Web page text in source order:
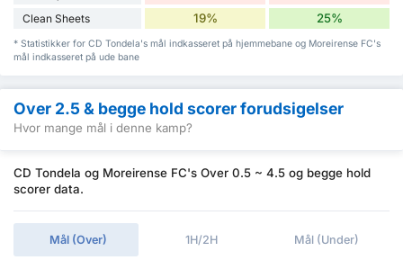
Clean Sheets 19% 25%
* Statistikker for CD Tondela's mål indkasseret på hjemmebane og Moreirense FC's
mål indkasseret på ude bane
Over 2.5 & begge hold scorer forudsigelser
Hvor mange mål i denne kamp?
CD Tondela og Moreirense FC's Over 0.5 ~ 4.5 og begge hold
scorer data.
Mål (Over) 1H/2H Mål (Under)